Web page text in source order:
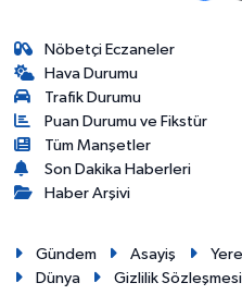
Nöbetçi Eczaneler
Hava Durumu
Trafik Durumu
Puan Durumu ve Fikstür
Tüm Manşetler
Son Dakika Haberleri
Haber Arşivi
Gündem Asayiş
Dünya
Gizlilik Sözleşmesi